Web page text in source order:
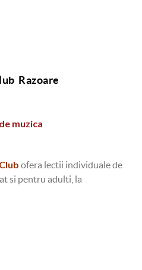
Razoare
muzica
ofera lectii individuale de
si pentru adulti, la